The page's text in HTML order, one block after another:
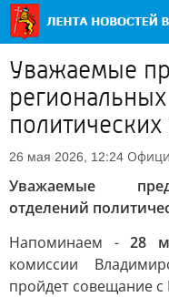
Уважаемые
политических
26 мая 2026, 12:24
Уважаемые
отделений
Напоминаем -28
комиссии
пройдет совещание